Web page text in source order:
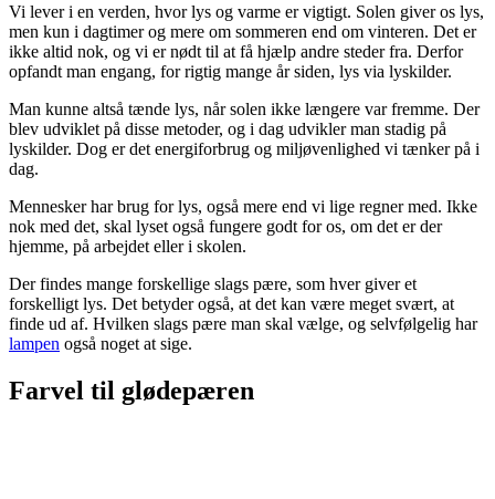
Vi lever i en verden, hvor lys og varme er vigtigt. Solen giver os lys,
men kun i dagtimer og mere om sommeren end om vinteren. Det er
ikke altid nok, og vi er nødt til at få hjælp andre steder fra. Derfor
opfandt man engang, for rigtig mange år siden, lys via lyskilder.
Man kunne altså tænde lys, når solen ikke længere var fremme. Der
blev udviklet på disse metoder, og i dag udvikler man stadig på
lyskilder. Dog er det energiforbrug og miljøvenlighed vi tænker på i
dag.
Mennesker har brug for lys, også mere end vi lige regner med. Ikke
nok med det, skal lyset også fungere godt for os, om det er der
hjemme, på arbejdet eller i skolen.
Der findes mange forskellige slags pære, som hver giver et
forskelligt lys. Det betyder også, at det kan være meget svært, at
finde ud af. Hvilken slags pære man skal vælge, og selvfølgelig har
lampen også noget at sige.
Farvel til glødepæren